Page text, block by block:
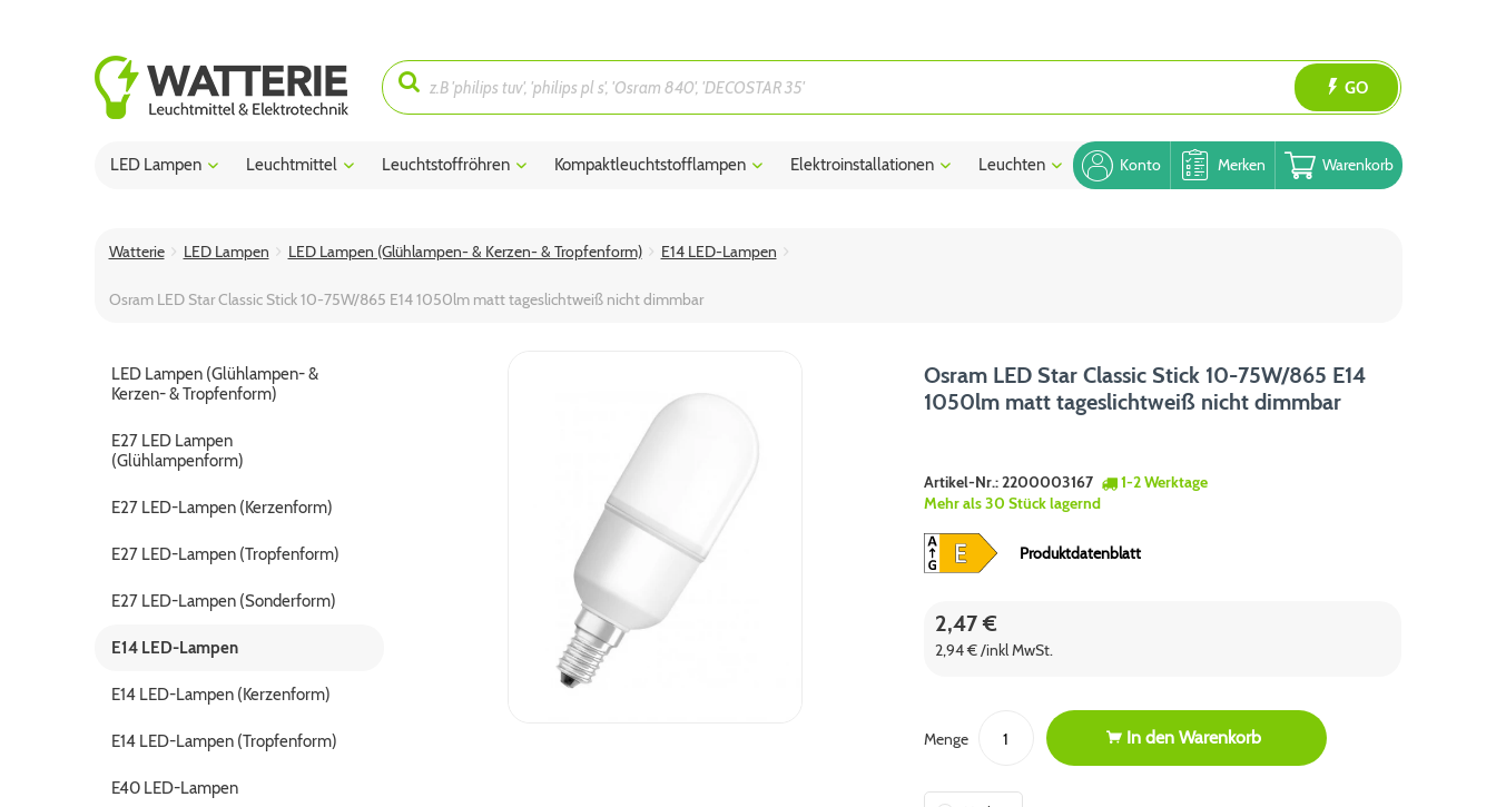
GO
Konto Merken Warenkorb
LED Lampen Leuchtmittel Leuchtstoffröhren Kompaktleuchtstofflampen Elektroinstallationen Leuchten Blog
Watterie LED Lampen LED Lampen (Glühlampen- & Kerzen- & Tropfenform) E14 LED-Lampen
Osram LED Star Classic Stick 10-75W/865 E14 1050lm matt tageslichtweiß nicht dimmbar
LED Lampen (Glühlampen- &
Kerzen- & Tropfenform)
E27 LED Lampen
(Glühlampenform)
E27 LED-Lampen (Kerzenform)
E27 LED-Lampen (Tropfenform)
E27 LED-Lampen (Sonderform)
E14 LED-Lampen
E14 LED-Lampen (Kerzenform)
E14 LED-Lampen (Tropfenform)
E40 LED-Lampen
Osram LED Star Classic Stick 10-75W/865 E14
1050lm matt tageslichtweiß nicht dimmbar
Artikel-Nr.:2200003167
1-2 Werktage
Mehr als 30 Stück lagernd
Produktdatenblatt
2,47 €
2,94 € /inkl MwSt.
Menge In den Warenkorb